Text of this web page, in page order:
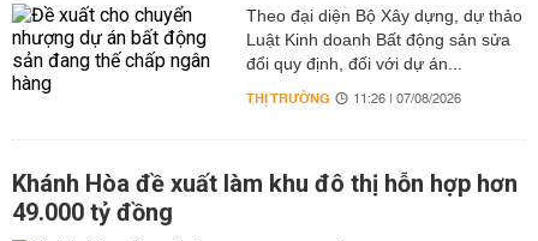
Theo đại diện Bộ Xây dựng, dự thảo
Luật Kinh doanh Bất động sản sửa
đổi quy định, đối với dự án...
THỊ TRƯỜNG 11:26 | 07/08/2026
Khánh Hòa đề xuất làm khu đô thị hỗn hợp hơn
49.000 tỷ đồng